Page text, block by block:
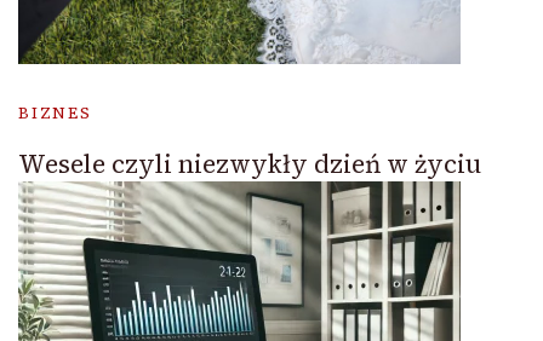
BIZNES
Wesele czyli niezwykły dzień w życiu